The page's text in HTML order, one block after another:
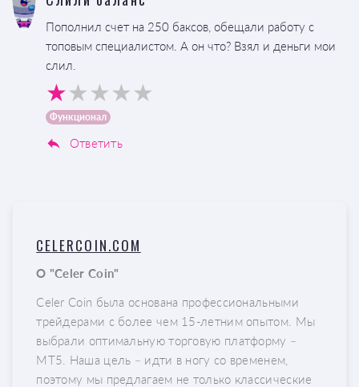
Пополнил счет на 250 баксов, обещали работу с
топовым специалистом. А он что? Взял и деньги мои
слил.
Функционал
Ответить
CELERCOIN.COM
О "Celer Coin"
Celer Coin была основана профессиональными
трейдерами с более чем 15-летним опытом. Мы
выбрали оптимальную торговую платформу –
МТ5. Наша цель – идти в ногу со временем,
поэтому мы предлагаем не только классические